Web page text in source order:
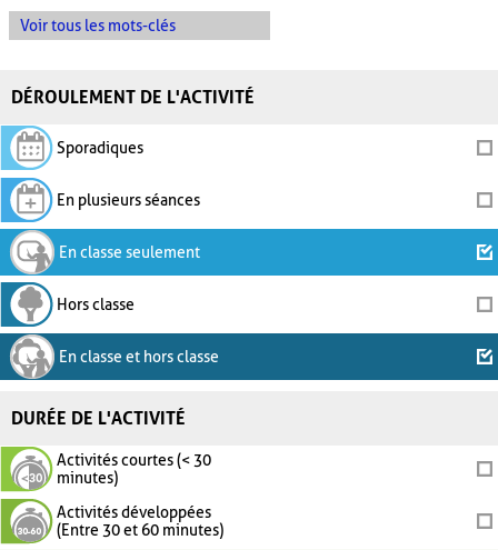
Voir tous les mots-clés
DÉROULEMENT DE L'ACTIVITÉ
Sporadiques
En plusieurs séances
En classe seulement
Hors classe
En classe et hors classe
DURÉE DE L'ACTIVITÉ
Activités courtes (< 30
minutes)
Activités développées
(Entre 30 et 60 minutes)